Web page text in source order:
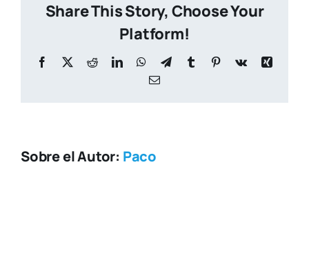
Share This Story, Choose Your
Platform!
Facebook
X RedditLinkedInWhatsApp
TelegramTumblr Pinterest
Vk
Xing
Correo
Sobre el Autor: Paco